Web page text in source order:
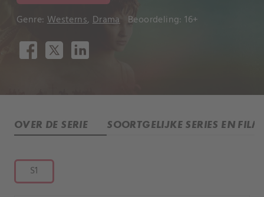
Genre: Westerns, Drama Beoordeling: 16+
OVER DE SERIE SOORTGELIJKE SERIES EN
S1